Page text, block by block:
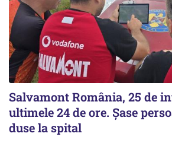
Salvamont România, 25 de
ultimele 24 de ore. Șase
duse la spital